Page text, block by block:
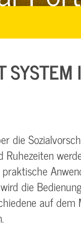
die
Ruhezeiten
die
auf